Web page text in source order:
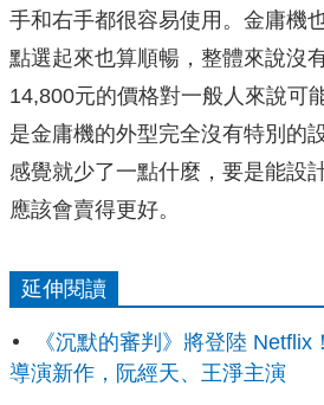
手和右手都很容易使用。金庸機
點選起來也算順暢，整體來說沒
14,800元的價格對一般人來說可
是金庸機的外型完全沒有特別的
感覺就少了一點什麼，要是能設
應該會賣得更好。
延伸閱讀
《沉默的審判》將登陸 Netflix
導演新作，阮經天、王淨主演